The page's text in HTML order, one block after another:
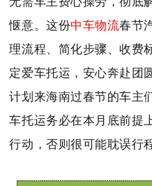
惬意。这份中车物流春节
理流程、简化步骤、收费
定爱车托运，安心奔赴团
计划来海南过春节的车主
车托运务必在本月底前提
行动，否则很可能耽误行